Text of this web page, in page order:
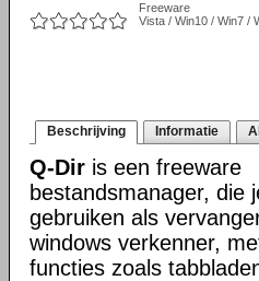
Freeware
Vista / Win10 / Win7 /
Beschrijving Informatie
Q-Dir is een freeware
bestandsmanager, die
gebruiken als
windows verkenner,
functies zoals